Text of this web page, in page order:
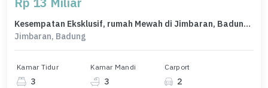
Kesempatan Eksklusif, rumah Mewah di Jimbaran, Badung, LB 500m²
Jimbaran, Badung
Kamar Tidur
3
Kamar Mandi
3
Carport
2